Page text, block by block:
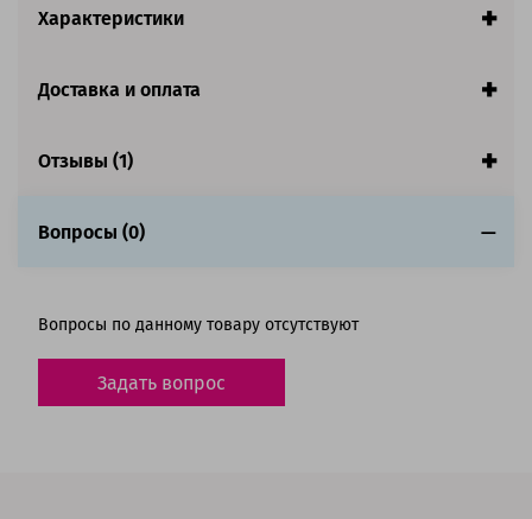
Характеристики
Доставка и оплата
Отзывы (1)
Вопросы (0)
Вопросы по данному товару отсутствуют
Задать вопрос